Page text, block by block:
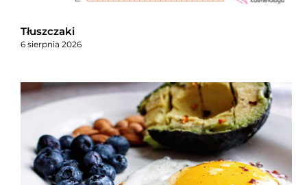
Tłuszczaki
6 sierpnia 2026